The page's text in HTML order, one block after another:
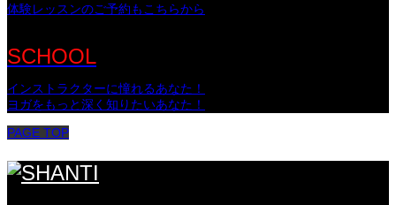
体験レッスンのご予約もこちらから
SCHOOL
インストラクターに憧れるあなた！
ヨガをもっと深く知りたいあなた！
PAGE TOP